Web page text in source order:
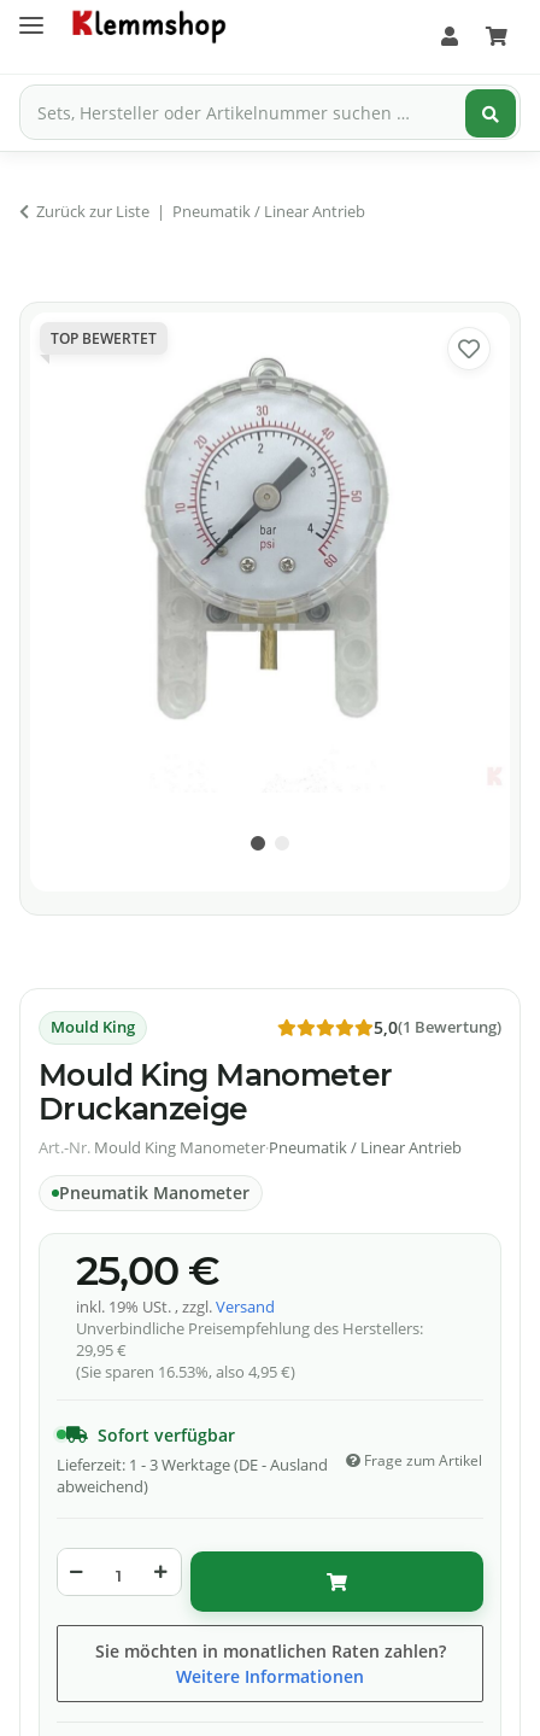
Zurück zur Liste Pneumatik / Linear Antrieb
TOP BEWERTET
Mould King 5,0(1 Bewertung)
Mould King Manometer
Druckanzeige
Art.-Nr. Mould King Manometer·Pneumatik / Linear Antrieb
Pneumatik Manometer
25,00 €
inkl. 19% USt. , zzgl.Versand
Unverbindliche Preisempfehlung des Herstellers:
29,95 €
(Sie sparen 16.53%, also 4,95 €)
Sofort verfügbar
Lieferzeit: 1 - 3 Werktage(DE - Ausland
abweichend)
Frage zum Artikel
Sie möchten in monatlichen Raten zahlen?
Weitere Informationen